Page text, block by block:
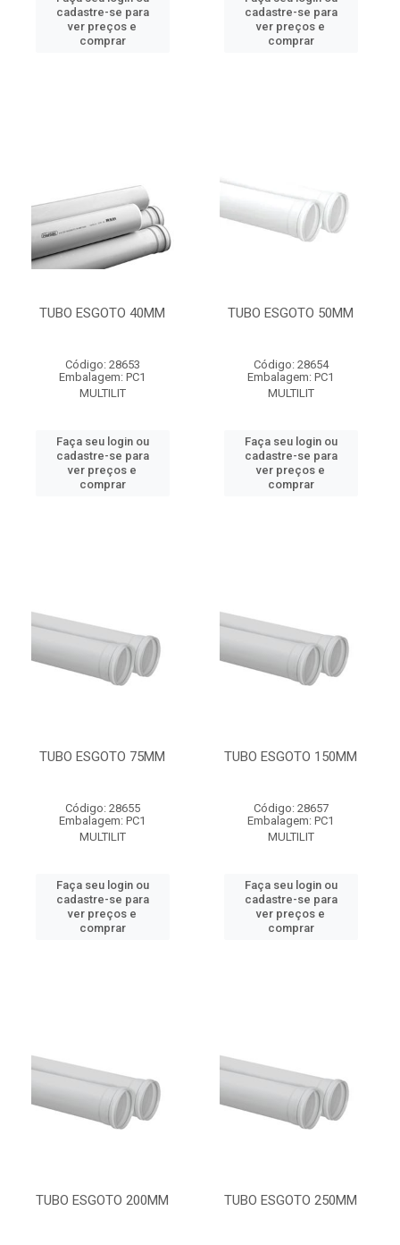
cadastre-se para
ver preços e
comprar
cadastre-se para
ver preços e
comprar
TUBO ESGOTO 40MM
Código: 28653
Embalagem: PC1
MULTILIT
Faça seu login ou
cadastre-se para
ver preços e
comprar
TUBO ESGOTO 50MM
Código: 28654
Embalagem: PC1
MULTILIT
Faça seu login ou
cadastre-se para
ver preços e
comprar
TUBO ESGOTO 75MM
Código: 28655
Embalagem: PC1
MULTILIT
Faça seu login ou
cadastre-se para
ver preços e
comprar
TUBO ESGOTO 150MM
Código: 28657
Embalagem: PC1
MULTILIT
Faça seu login ou
cadastre-se para
ver preços e
comprar
TUBO ESGOTO 200MM TUBO ESGOTO 250MM